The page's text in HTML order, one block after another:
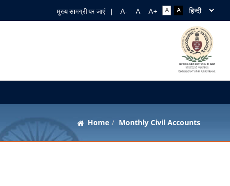
मुख्य सामग्री पर जाएं |
Home Monthly Civil Accounts